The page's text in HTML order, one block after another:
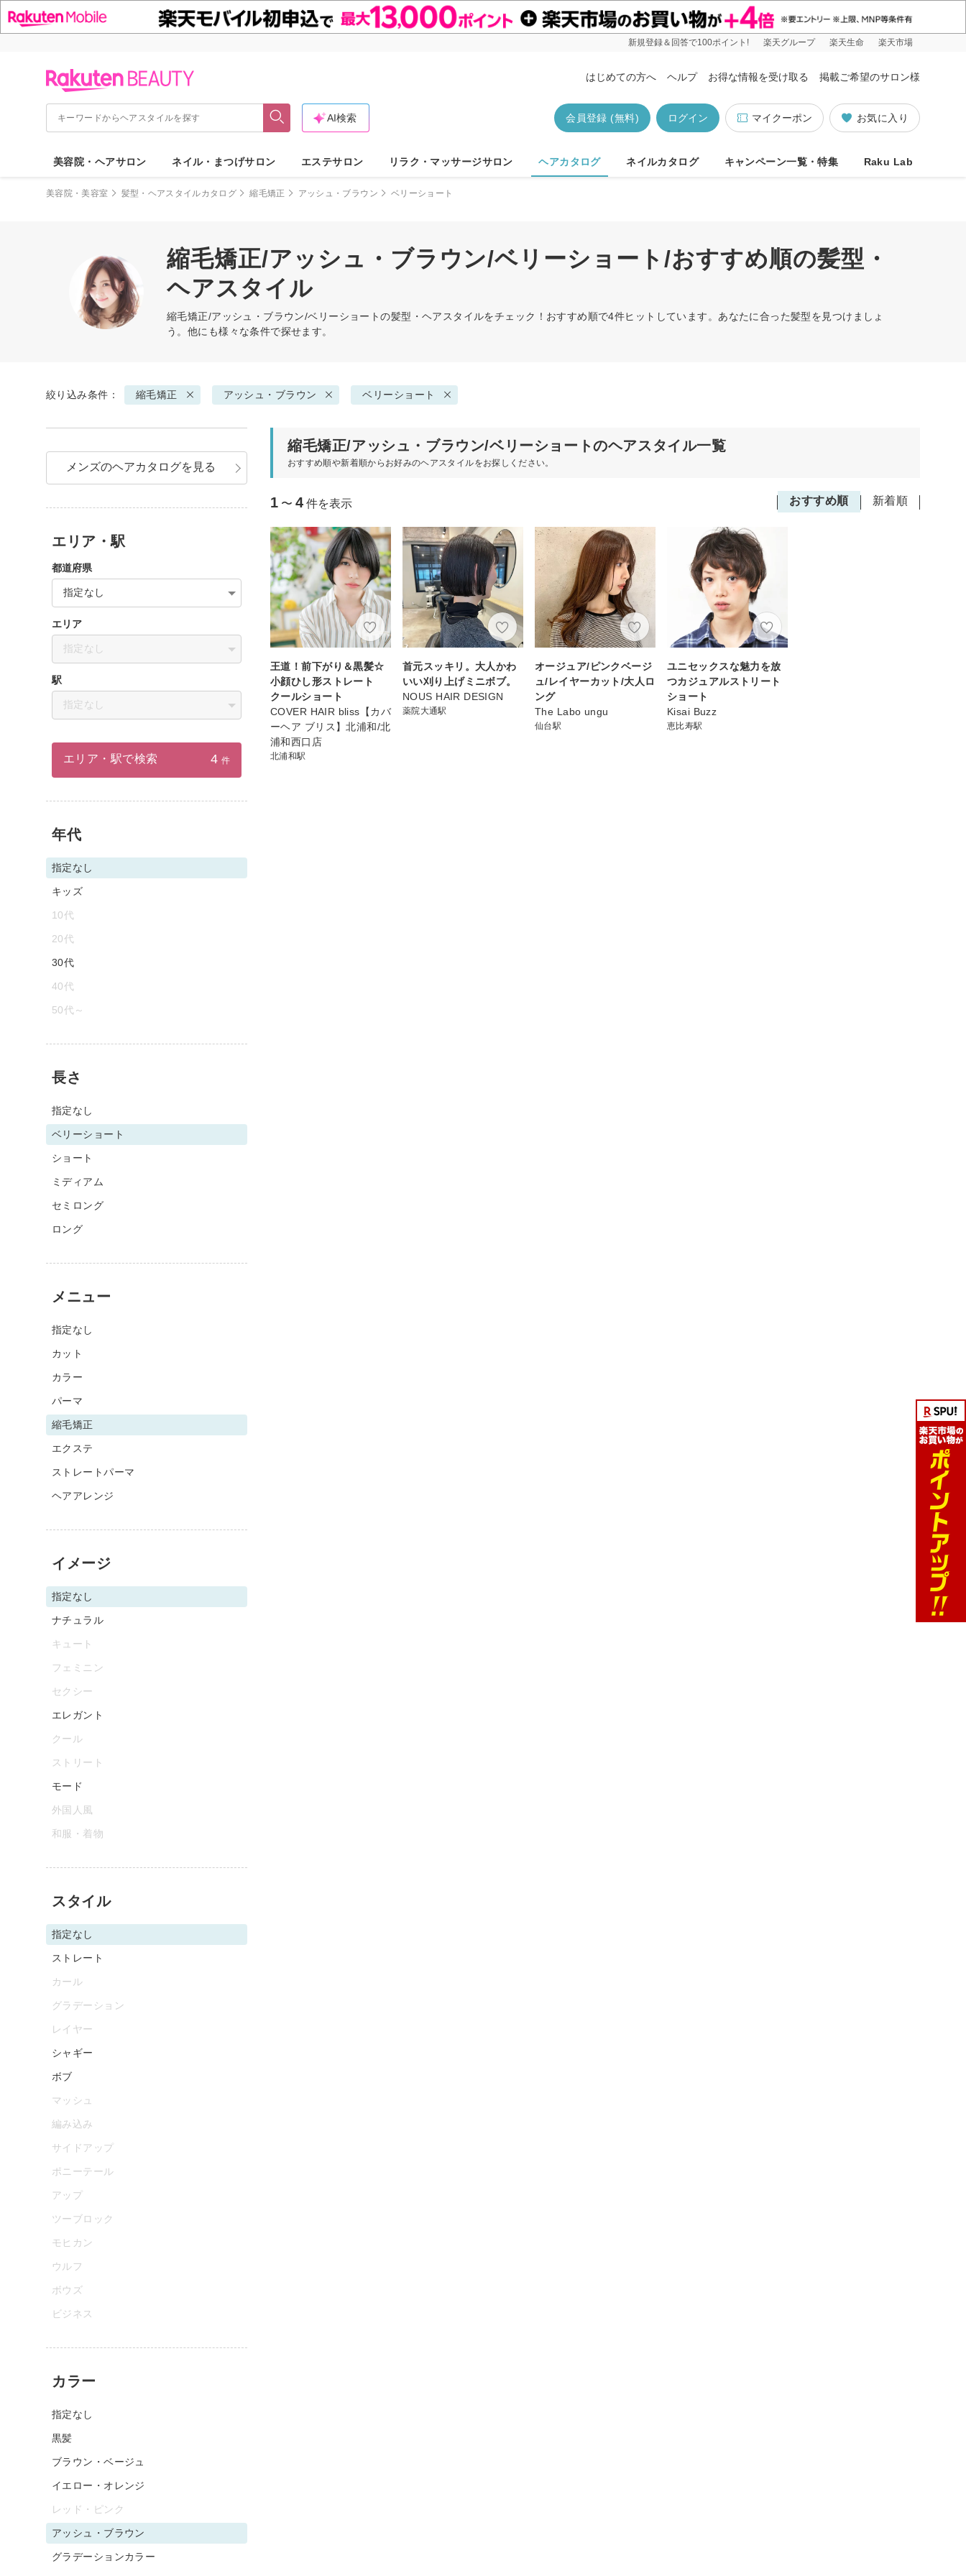
新規登録＆回答で100ポイント! 楽天グループ 楽天生命 楽天市場
はじめての方へ ヘルプ お得な情報を受け取る 掲載ご希望のサロン様
お気に入り
マイクーポン
ログイン
会員登録 (無料)
AI検索
美容院・ヘアサロン ネイル・まつげサロン エステサロン リラク・マッサージサロン ヘアカタログ ネイルカタログ キャンペーン一覧・特集 Raku Lab
美容院・美容室 髪型・ヘアスタイルカタログ 縮毛矯正 アッシュ・ブラウン ベリーショート
縮毛矯正/アッシュ・ブラウン/ベリーショート/おすすめ順の髪型・
ヘアスタイル
縮毛矯正/アッシュ・ブラウン/ベリーショートの髪型・ヘアスタイルをチェック！おすすめ順で4件ヒットしています。あなたに合った髪型を見つけましょ
う。他にも様々な条件で探せます。
絞り込み条件： 縮毛矯正 アッシュ・ブラウン ベリーショート
縮毛矯正/アッシュ・ブラウン/ベリーショートのヘアスタイル一覧
おすすめ順や新着順からお好みのヘアスタイルをお探しください。
おすすめ順 新着順
1 〜 4 件を表示
王道！前下がり＆黒髪☆
小顔ひし形ストレート
クールショート
COVER HAIR bliss【カバ
ーヘア ブリス】北浦和/北
浦和西口店
北浦和駅
首元スッキリ。大人かわ
いい刈り上げミニボブ。
NOUS HAIR DESIGN
薬院大通駅
オージュア/ピンクベージ
ュ/レイヤーカット/大人ロ
ング
The Labo ungu
仙台駅
ユニセックスな魅力を放
つカジュアルストリート
ショート
Kisai Buzz
恵比寿駅
メンズのヘアカタログを見る
エリア・駅
都道府県
指定なし
エリア
指定なし
駅
指定なし
エリア・駅で検索 4 件
年代
指定なし
キッズ
10代
20代
30代
40代
50代～
長さ
指定なし
ベリーショート
ショート
ミディアム
セミロング
ロング
メニュー
指定なし
カット
カラー
パーマ
縮毛矯正
エクステ
ストレートパーマ
ヘアアレンジ
イメージ
指定なし
ナチュラル
キュート
フェミニン
セクシー
エレガント
クール
ストリート
モード
外国人風
和服・着物
スタイル
指定なし
ストレート
カール
グラデーション
レイヤー
シャギー
ボブ
マッシュ
編み込み
サイドアップ
ポニーテール
アップ
ツーブロック
モヒカン
ウルフ
ボウズ
ビジネス
カラー
指定なし
黒髪
ブラウン・ベージュ
イエロー・オレンジ
レッド・ピンク
アッシュ・ブラウン
グラデーションカラー